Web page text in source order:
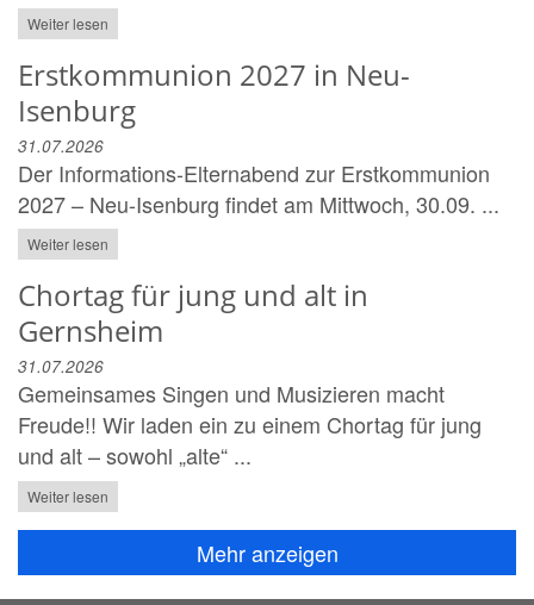
Weiter lesen
Erstkommunion 2027 in Neu-
Isenburg
31.07.2026
Der Informations-Elternabend zur Erstkommunion
2027 – Neu-Isenburg findet am Mittwoch, 30.09. ...
Weiter lesen
Chortag für jung und alt in
Gernsheim
31.07.2026
Gemeinsames Singen und Musizieren macht
Freude!! Wir laden ein zu einem Chortag für jung
und alt – sowohl „alte“ ...
Weiter lesen
Mehr anzeigen